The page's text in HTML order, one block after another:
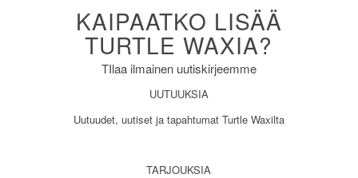
KAIPAATKO LISÄÄ
TURTLE WAXIA?
TIlaa ilmainen uutiskirjeemme
UUTUUKSIA
Uutuudet, uutiset ja tapahtumat Turtle Waxilta
TARJOUKSIA